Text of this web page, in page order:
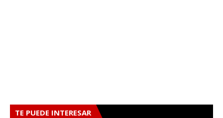
TE PUEDE INTERESAR